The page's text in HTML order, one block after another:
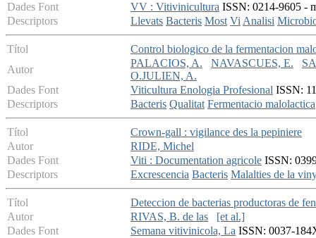
Dades Font
VV : Vitivinicultura ISSN: 0214-9605 -
Descriptors
Llevats Bacteris Most ViAnalisi
Títol
Control biologico de la fermentacion
Autor
PALACIOS, A. NAVASCUES, E.
O.JULIEN, A.
Dades Font
Viticultura Enologia Profesional ISSN:
Descriptors
Bacteris Qualitat Fermentacio malolactica
Títol
Crown-gall : vigilance des la pepiniere
Autor
RIDE, Michel
Dades Font
Viti : Documentation agricole ISSN:
Descriptors
Excrescencia Bacteris Malalties de la
Títol
Deteccion de bacterias productoras de
Autor
RIVAS, B. de las
[et al.]
Dades Font
Semana vitivinicola, La ISSN: 0037-